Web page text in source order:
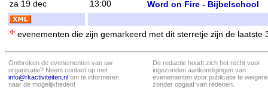
za 19 dec 13:00 Word on Fire - Bijbelschool
evenementen die zijn gemarkeerd met dit sterretje zijn de laatste
Ontbreken de evenementen van uw
organisatie? Neem contact op met
info@rkactiviteiten.nl om te informeren
naar de mogelijkheden!
De redactie houdt zich het recht voor
ingezonden aankondigingen van
evenementen voor publicatie te
zonder opgaaf van redenen.